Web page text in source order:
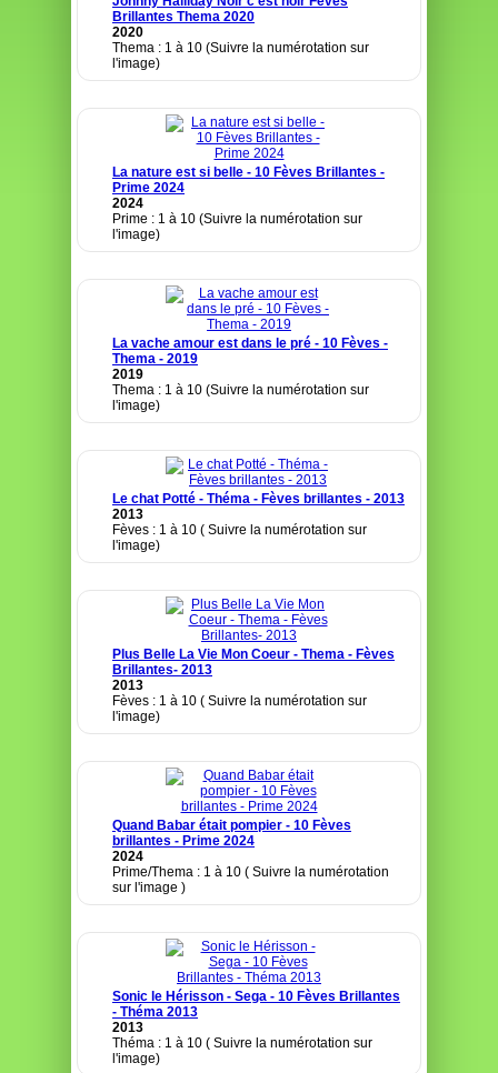
Brillantes Thema 2020
2020
Thema : 1 à 10 (Suivre la numérotation sur
l'image)
La nature est si belle - 10 Fèves Brillantes -
Prime 2024
2024
Prime : 1 à 10 (Suivre la numérotation sur
l'image)
La vache amour est dans le pré - 10 Fèves -
Thema - 2019
2019
Thema : 1 à 10 (Suivre la numérotation sur
l'image)
Le chat Potté - Théma - Fèves brillantes - 2013
2013
Fèves : 1 à 10 ( Suivre la numérotation sur
l'image)
Plus Belle La Vie Mon Coeur - Thema - Fèves
Brillantes- 2013
2013
Fèves : 1 à 10 ( Suivre la numérotation sur
l'image)
Quand Babar était pompier - 10 Fèves
brillantes - Prime 2024
2024
Prime/Thema : 1 à 10 ( Suivre la numérotation
sur l'image )
Sonic le Hérisson - Sega - 10 Fèves Brillantes
- Théma 2013
2013
Théma : 1 à 10 ( Suivre la numérotation sur
l'image)